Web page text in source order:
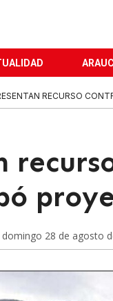
RECURSO
domingo 28 de agosto